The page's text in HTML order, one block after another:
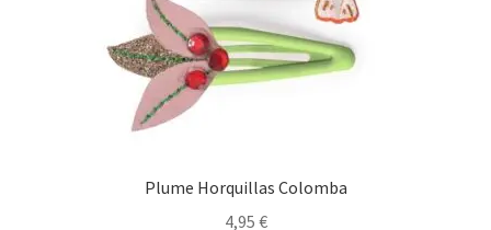
Plume Horquillas Colomba
4,95 €